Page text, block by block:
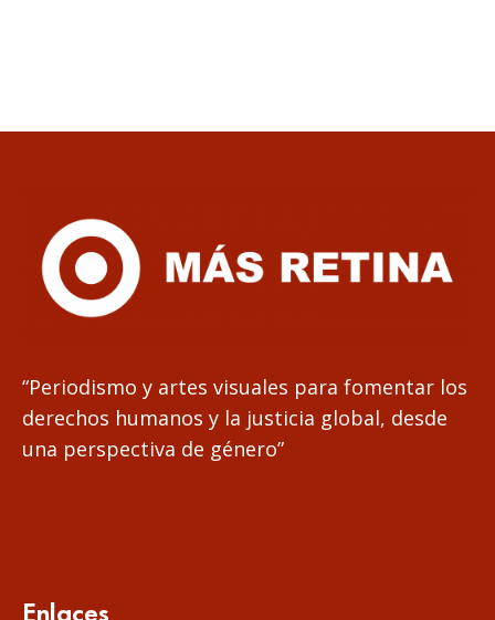
“Periodismo y artes visuales para fomentar los
derechos humanos y la justicia global, desde
una perspectiva de género”
Enlaces